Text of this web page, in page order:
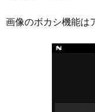
画像のボカシ機能は